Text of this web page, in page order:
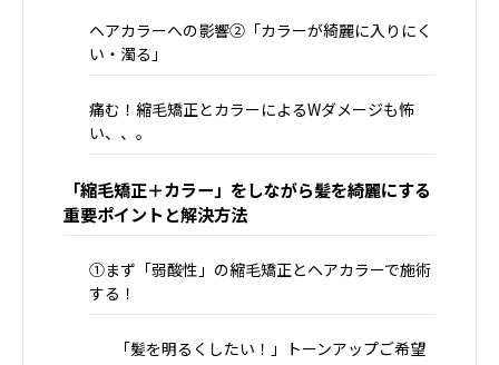
ヘアカラーへの影響②「カラーが綺麗に入りにく
い・濁る」
痛む！縮毛矯正とカラーによるWダメージも怖
い、、。
「縮毛矯正＋カラー」をしながら髪を綺麗にする
重要ポイントと解決方法
①まず「弱酸性」の縮毛矯正とヘアカラーで施術
する！
「髪を明るくしたい！」トーンアップご希望